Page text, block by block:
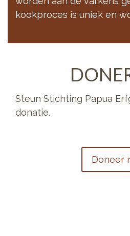
kookproces is uniek en
Steun Stichting Papua
donatie.
Doneer